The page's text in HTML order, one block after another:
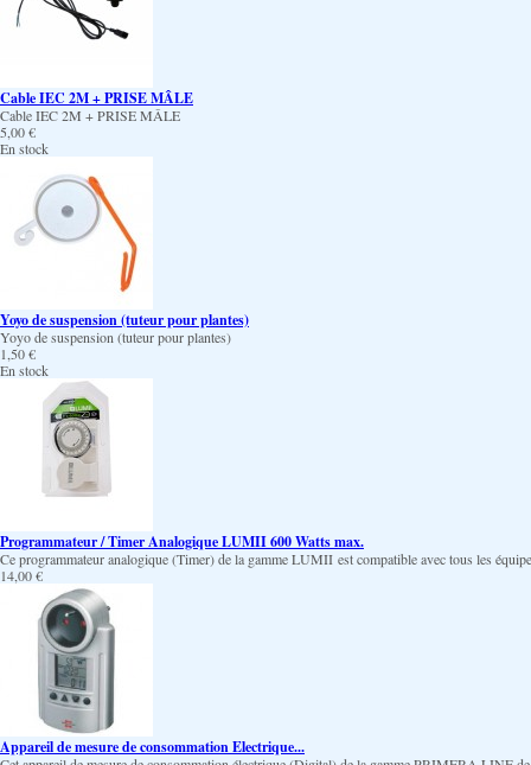
Cable IEC 2M + PRISE MÂLE
Cable IEC 2M + PRISE MÂLE
5,00 €
En stock
Yoyo de suspension (tuteur pour plantes)
Yoyo de suspension (tuteur pour plantes)
1,50 €
En stock
Programmateur / Timer Analogique LUMII 600 Watts max.
Ce programmateur analogique (Timer) de la gamme LUMII est compatible avec tous les
14,00 €
Appareil de mesure de consommation Electrique...